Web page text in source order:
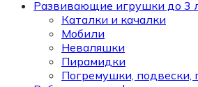
Развивающие игрушки до 3
Каталки и качалки
Мобили
Неваляшки
Пирамидки
Погремушки, подвески,